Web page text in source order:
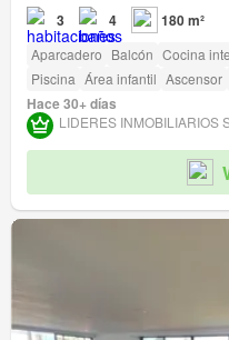
3 4 180 m²
Aparcadero Balcón Cocina
Piscina Área infantil Ascensor
Hace 30+ días
LIDERES INMOBILIARIOS